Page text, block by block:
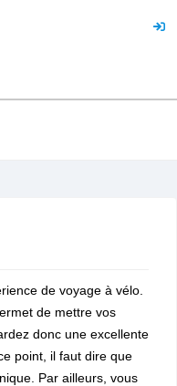
de voyage à vélo.
de mettre vos
donc une excellente
point, il faut dire que
Par ailleurs, vous